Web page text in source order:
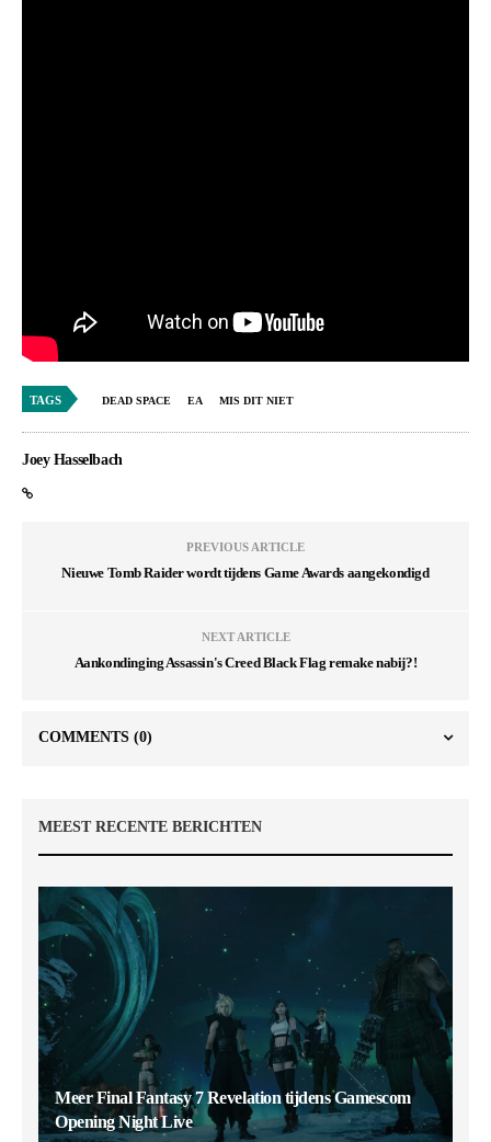
TAGS DEAD SPACE EA MIS DIT NIET
Joey Hasselbach
PREVIOUS ARTICLE
Nieuwe Tomb Raider wordt tijdens Game Awards aangekondigd
NEXT ARTICLE
Aankondinging Assassin's Creed Black Flag remake nabij?!
COMMENTS (0)
MEEST RECENTE BERICHTEN
Meer Final Fantasy 7 Revelation tijdens Gamescom
Opening Night Live